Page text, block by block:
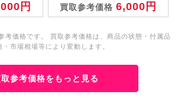
円 買取参考価格6,000円
考価格です。 買取参考価格は、商品の状態・付属品
・市場相場等により変動します。
取参考価格をもっと見る